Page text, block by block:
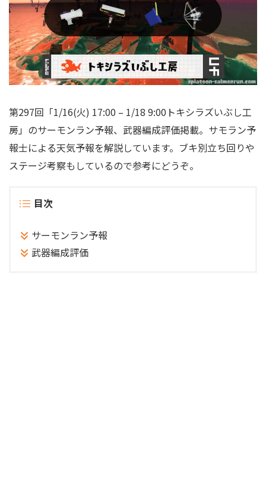
第297回「1/16(火) 17:00 – 1/18 9:00トキシラズいぶし工
房」のサーモンラン予報、武器編成評価掲載。サモラン予
報士による天気予報を解説しています。ブキ別立ち回りや
ステージ考察もしているので参考にどうぞ。
目次
サーモンラン予報
武器編成評価